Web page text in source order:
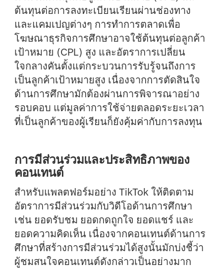
ต้นทุนต่อการลงทะเบียนเรียนผ่านช่องทาง
และแคมเปญต่างๆ การทำการตลาดเพื่อ
โฆษณาธุรกิจการศึกษาอาจใช้ต้นทุนต่อลูกค้า
เป้าหมาย (CPL) สูง และอัตราการเปลี่ยน
ใจกลางคันตั้งแต่กระบวนการรับรู้จนถึงการ
เป็นลูกค้าเป้าหมายสูง เนื่องจากการตัดสินใจ
ด้านการศึกษามักต้องผ่านการพิจารณาอย่าง
รอบคอบ แต่มูลค่าการใช้จ่ายตลอดระยะเวลา
ที่เป็นลูกค้าของผู้เรียนก็ยังคุ้มค่ากับการลงทุน
การมีส่วนร่วมและประสิทธิภาพของ
คอนเทนต์
สำหรับแพลตฟอร์มอย่าง TikTok ให้ติดตาม
อัตราการมีส่วนร่วมกับวิดีโอด้านการศึกษา
เช่น ยอดรับชม ยอดกดถูกใจ ยอดแชร์ และ
ยอดความคิดเห็น เนื่องจากคอนเทนต์ด้านการ
ศึกษาที่สร้างการมีส่วนร่วมได้สูงนั้นมักบ่งชี้ว่า
ผู้ชมสนใจคอนเทนต์ดังกล่าวเป็นอย่างมาก